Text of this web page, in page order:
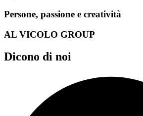
Persone, passione e creatività
AL VICOLO GROUP
Dicono di noi